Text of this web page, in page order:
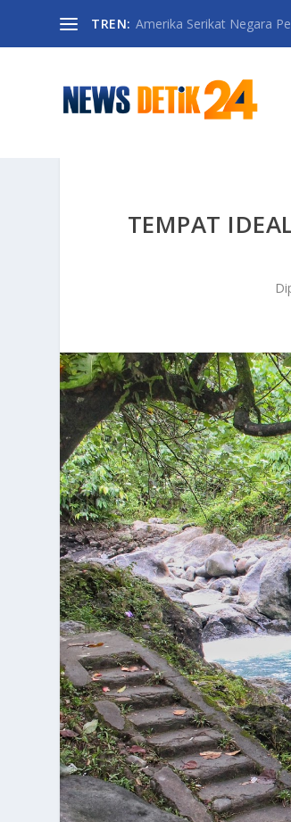
TREN: Amerika Serikat Negara
TEMPAT